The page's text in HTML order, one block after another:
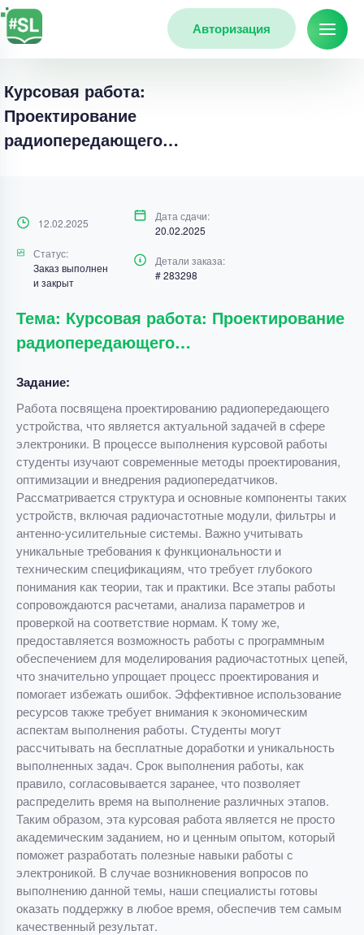
Авторизация
Курсовая работа:
Проектирование
радиопередающего…
12.02.2025
Дата сдачи:
20.02.2025
Статус:
Заказ выполнен
и закрыт
Детали заказа:
# 283298
Тема: Курсовая работа: Проектирование
радиопередающего…
Задание:
Работа посвящена проектированию радиопередающего
устройства, что является актуальной задачей в сфере
электроники. В процессе выполнения курсовой работы
студенты изучают современные методы проектирования,
оптимизации и внедрения радиопередатчиков.
Рассматривается структура и основные компоненты таких
устройств, включая радиочастотные модули, фильтры и
антенно-усилительные системы. Важно учитывать
уникальные требования к функциональности и
техническим спецификациям, что требует глубокого
понимания как теории, так и практики. Все этапы работы
сопровождаются расчетами, анализа параметров и
проверкой на соответствие нормам. К тому же,
предоставляется возможность работы с программным
обеспечением для моделирования радиочастотных цепей,
что значительно упрощает процесс проектирования и
помогает избежать ошибок. Эффективное использование
ресурсов также требует внимания к экономическим
аспектам выполнения работы. Студенты могут
рассчитывать на бесплатные доработки и уникальность
выполненных задач. Срок выполнения работы, как
правило, согласовывается заранее, что позволяет
распределить время на выполнение различных этапов.
Таким образом, эта курсовая работа является не просто
академическим заданием, но и ценным опытом, который
поможет разработать полезные навыки работы с
электроникой. В случае возникновения вопросов по
выполнению данной темы, наши специалисты готовы
оказать поддержку в любое время, обеспечив тем самым
качественный результат.